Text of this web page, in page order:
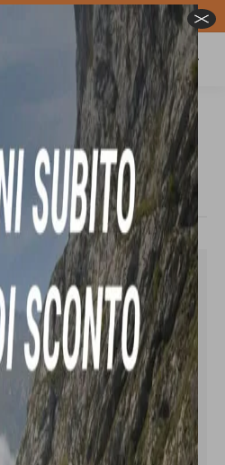
per ordini superiori a 100€
Carrello
2024/25 attacco per
Tu sei qui: